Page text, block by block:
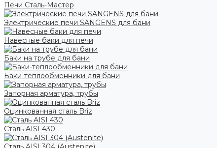
Печи Сталь-Мастер
Электрические печи SANGENS для бани
Навесные баки для печи
Баки на трубе для бани
Баки-теплообменники для бани
Запорная арматура, трубы
Оцинкованная сталь Briz
Сталь AISI 430